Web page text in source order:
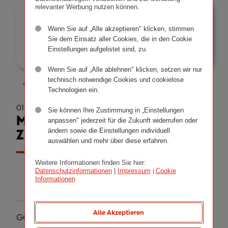
filtern
Jahr
-- Bitte wählen Sie aus --
Anzeigen
Zurück
01.07.2025
Mobilitätslösungen mit
Zukunft
GO__07-25.pdf
PDF | 3 MB
GO! DAS MOTORMAGAZIN Juli 2025
relevanter Werbung nutzen können.
Wenn Sie auf „Alle akzeptieren" klicken, stimmen
Sie dem Einsatz aller Cookies, die in den Cookie
Einstellungen aufgelistet sind, zu.
Wenn Sie auf „Alle ablehnen" klicken, setzen wir nur
technisch notwendige Cookies und cookielose
Technologien ein.
Sie können Ihre Zustimmung in „Einstellungen
anpassen" jederzeit für die Zukunft widerrufen oder
ändern sowie die Einstellungen individuell
auswählen und mehr über diese erfahren.
Weitere Informationen finden Sie hier:
Datenschutzinformationen| Impressum | Cookie
Informationen
Alle Akzeptieren